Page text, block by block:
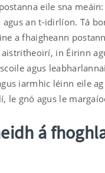
eile sna
agus an t-idirlíon. Tá
a fhaigheann
in Éirinn
agus
iarmhic léinn eile
le gnó agus le
á